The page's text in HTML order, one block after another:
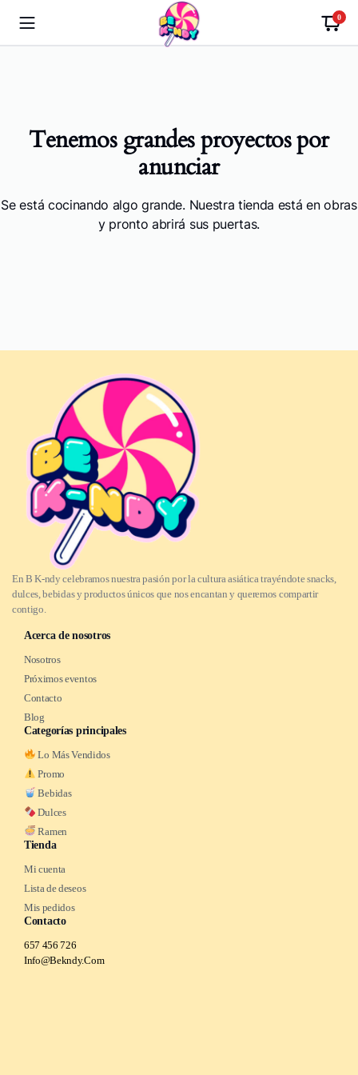
0
Tenemos grandes proyectos por
anunciar
Se está cocinando algo grande. Nuestra tienda está en obras
y pronto abrirá sus puertas.
En B K-ndy celebramos nuestra pasión por la cultura asiática trayéndote snacks,
dulces, bebidas y productos únicos que nos encantan y queremos compartir
contigo.
Acerca de nosotros
Nosotros
Próximos eventos
Contacto
Blog
Categorías principales
Lo Más Vendidos
Promo
Bebidas
Dulces
Ramen
Tienda
Mi cuenta
Lista de deseos
Mis pedidos
Contacto
657 456 726
Info@Bekndy.Com